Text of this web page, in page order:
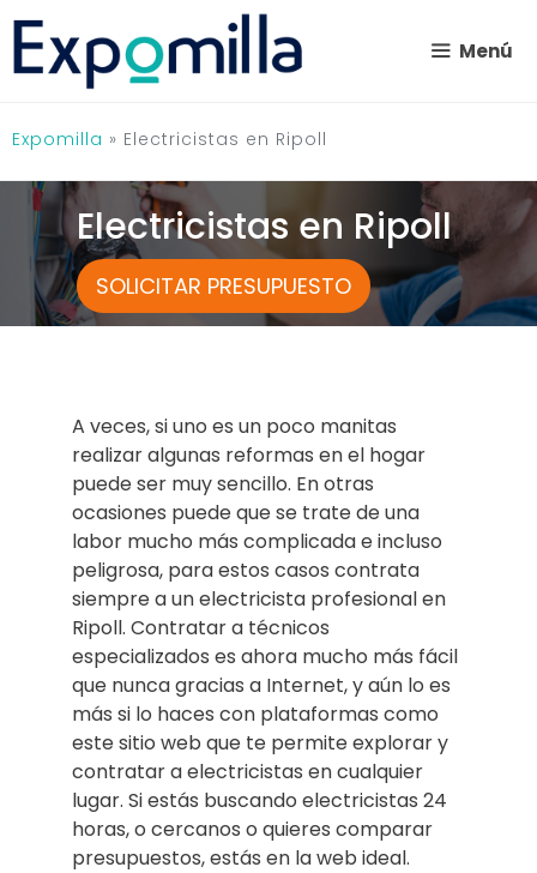
Saltar
contenido
Menú
Expomilla » Electricistas en Ripoll
Electricistas en Ripoll
SOLICITAR PRESUPUESTO
A veces, si uno es un poco manitas
realizar algunas reformas en el hogar
puede ser muy sencillo. En otras
ocasiones puede que se trate de una
labor mucho más complicada e incluso
peligrosa, para estos casos contrata
siempre a un electricista profesional en
Ripoll. Contratar a técnicos
especializados es ahora mucho más fácil
que nunca gracias a Internet, y aún lo es
más si lo haces con plataformas como
este sitio web que te permite explorar y
contratar a electricistas en cualquier
lugar. Si estás buscando electricistas 24
horas, o cercanos o quieres comparar
presupuestos, estás en la web ideal.